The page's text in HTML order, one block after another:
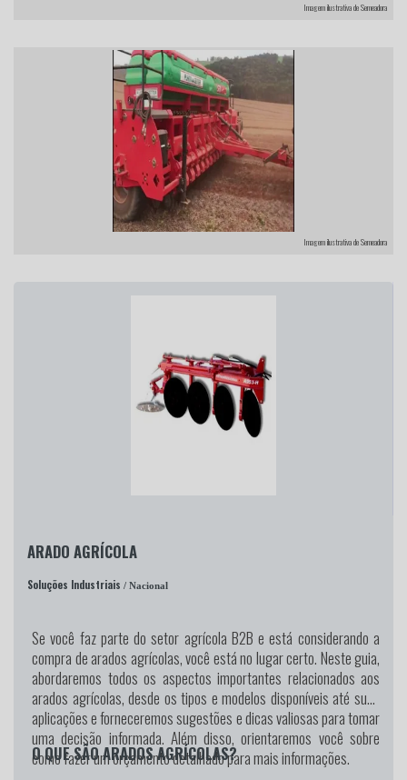
Imagem ilustrativa de Semeadora
Imagem ilustrativa de Semeadora
ARADO AGRÍCOLA
Soluções Industriais / Nacional
Se você faz parte do setor agrícola B2B e está considerando a
compra de arados agrícolas, você está no lugar certo. Neste guia,
abordaremos todos os aspectos importantes relacionados aos
arados agrícolas, desde os tipos e modelos disponíveis até suas
aplicações e forneceremos sugestões e dicas valiosas para tomar
uma decisão informada. Além disso, orientaremos você sobre
como fazer um orçamento detalhado para mais informações.
O QUE SÃO ARADOS AGRÍCOLAS?